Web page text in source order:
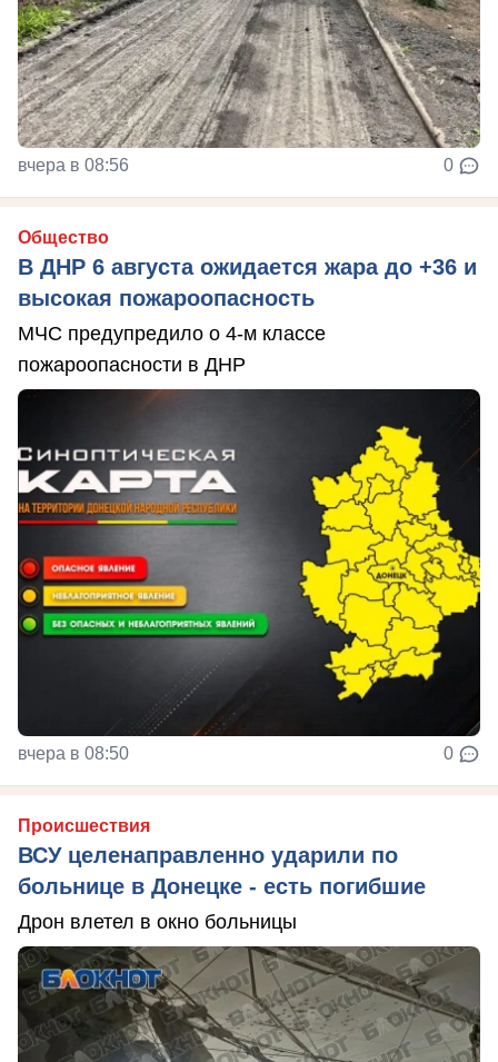
вчера в 08:56 0
Общество
В ДНР 6 августа ожидается жара до +36 и
высокая пожароопасность
МЧС предупредило о 4-м классе
пожароопасности в ДНР
вчера в 08:50 0
Происшествия
ВСУ целенаправленно ударили по
больнице в Донецке - есть погибшие
Дрон влетел в окно больницы